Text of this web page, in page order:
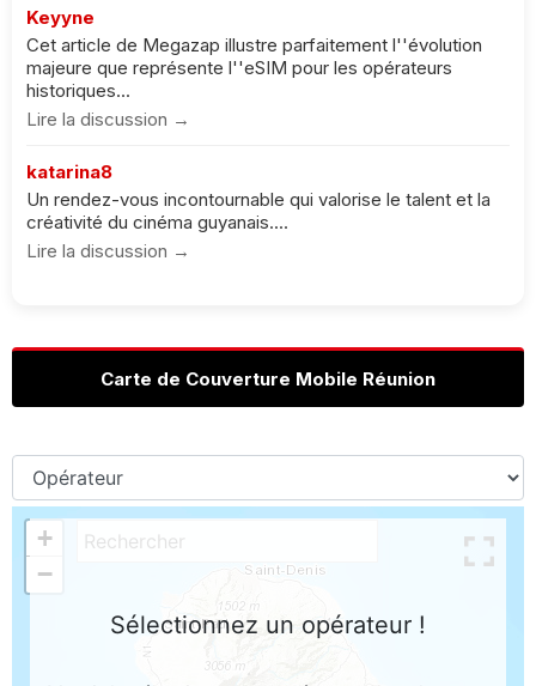
Keyyne
Cet article de Megazap illustre parfaitement l''évolution
majeure que représente l''eSIM pour les opérateurs
historiques...
Lire la discussion →
katarina8
Un rendez-vous incontournable qui valorise le talent et la
créativité du cinéma guyanais....
Lire la discussion →
Carte de Couverture Mobile Réunion